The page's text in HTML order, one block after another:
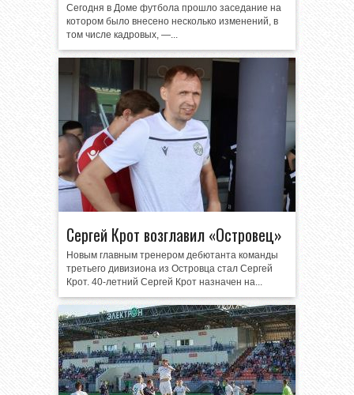
Сегодня в Доме футбола прошло заседание на
котором было внесено несколько изменений, в
том числе кадровых, —...
Сергей Крот возглавил «Островец»
Новым главным тренером дебютанта команды
третьего дивизиона из Островца стал Сергей
Крот. 40-летний Сергей Крот назначен на...